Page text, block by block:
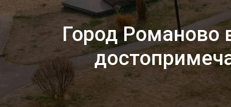
Город Романово